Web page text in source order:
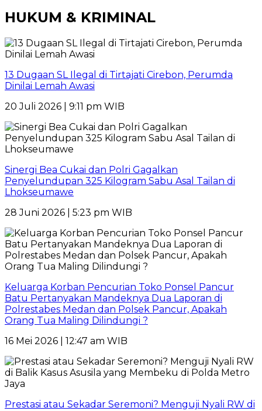
HUKUM & KRIMINAL
13 Dugaan SL Ilegal di Tirtajati Cirebon, Perumda
Dinilai Lemah Awasi
20 Juli 2026 | 9:11 pm WIB
Sinergi Bea Cukai dan Polri Gagalkan
Penyelundupan 325 Kilogram Sabu Asal Tailan di
Lhokseumawe
28 Juni 2026 | 5:23 pm WIB
Keluarga Korban Pencurian Toko Ponsel Pancur
Batu Pertanyakan Mandeknya Dua Laporan di
Polrestabes Medan dan Polsek Pancur, Apakah
Orang Tua Maling Dilindungi ?
16 Mei 2026 | 12:47 am WIB
Prestasi atau Sekadar Seremoni? Menguji Nyali RW di